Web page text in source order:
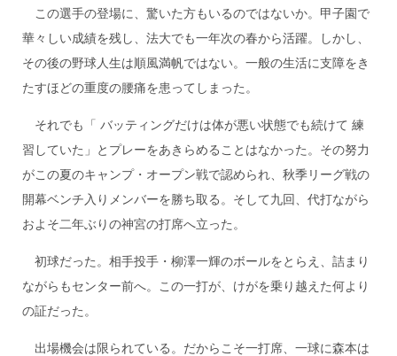
この選手の登場に、驚いた方もいるのではないか。甲子園で
華々しい成績を残し、法大でも一年次の春から活躍。しかし、
その後の野球人生は順風満帆ではない。一般の生活に支障をき
たすほどの重度の腰痛を患ってしまった。
それでも「 バッティングだけは体が悪い状態でも続けて 練
習していた」とプレーをあきらめることはなかった。その努力
がこの夏のキャンプ・オープン戦で認められ、秋季リーグ戦の
開幕ベンチ入りメンバーを勝ち取る。そして九回、代打ながら
およそ二年ぶりの神宮の打席へ立った。
初球だった。相手投手・柳澤一輝のボールをとらえ、詰まり
ながらもセンター前へ。この一打が、けがを乗り越えた何より
の証だった。
出場機会は限られている。だからこそ一打席、一球に森本は